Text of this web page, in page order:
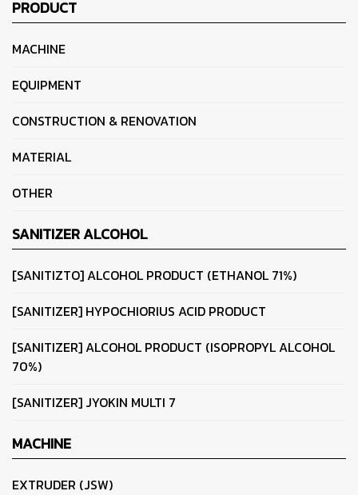
PRODUCT
MACHINE
EQUIPMENT
CONSTRUCTION & RENOVATION
MATERIAL
OTHER
SANITIZER ALCOHOL
[SANITIZTO] ALCOHOL PRODUCT (ETHANOL 71%)
[SANITIZER] HYPOCHIORIUS ACID PRODUCT
[SANITIZER] ALCOHOL PRODUCT (ISOPROPYL ALCOHOL
70%)
[SANITIZER] JYOKIN MULTI 7
MACHINE
EXTRUDER (JSW)